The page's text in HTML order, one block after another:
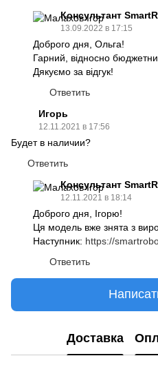
Консультант
13.09.2022 в 17:15
Доброго дня, Ольга!
Гарний, відносно
Дякуємо за відгук!
Ответить
Игорь
12.11.2021 в 17:56
Будет в наличии?
Ответить
Консультант
12.11.2021 в 18:14
Доброго дня, Ігорю!
Ця модель вже знята з
Наступник: https://
Ответить
Доставка